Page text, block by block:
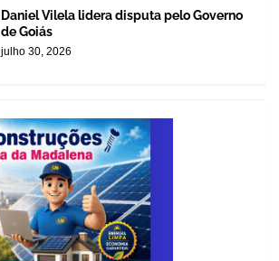
Daniel Vilela lidera disputa pelo Governo
de Goiás
julho 30, 2026